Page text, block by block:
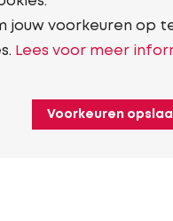
jouw voorkeuren op
Lees voor meer
Voorkeuren